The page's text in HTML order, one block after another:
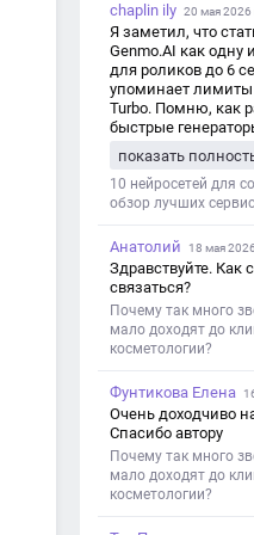
chaplin ily 20 мая 2026
Я заметил, что
Genmo.AI как одну
для роликов до 6
упоминает лимиты
Turbo. Помню, как
быстрые
такой обзор
ограничения и
показать
10 нейросетей для
обзор лучших
Анатолий 18 мая
Здравствуйте.
связаться?
Почему так много
мало доходят до
косметологии?
Фунтикова Елена
Очень доходчиво
Спасибо автору
Почему так много
мало доходят до
косметологии?